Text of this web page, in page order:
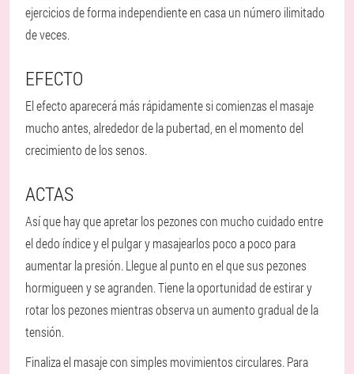
ejercicios de forma independiente en casa un número ilimitado
de veces.
EFECTO
El efecto aparecerá más rápidamente si comienzas el masaje
mucho antes, alrededor de la pubertad, en el momento del
crecimiento de los senos.
ACTAS
Así que hay que apretar los pezones con mucho cuidado entre
el dedo índice y el pulgar y masajearlos poco a poco para
aumentar la presión. Llegue al punto en el que sus pezones
hormigueen y se agranden. Tiene la oportunidad de estirar y
rotar los pezones mientras observa un aumento gradual de la
tensión.
Finaliza el masaje con simples movimientos circulares. Para